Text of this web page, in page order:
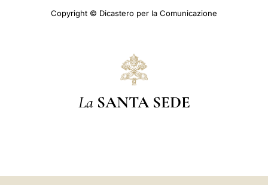
Copyright © Dicastero per la Comunicazione
La SANTA SEDE